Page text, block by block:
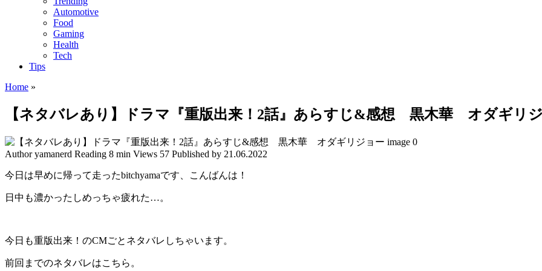
Automotive
Food
Gaming
Health
Tech
Tips
Home »
【ネタバレあり】ドラマ『重版出来！2話』あらすじ&感想 黒木華 オダギリ
Author yamanerd Reading 8 min Views 57 Published by 21.06.2022
今日は早めに帰って走ったbitchyamaです、こんばんは！
日中も濃かったしめっちゃ疲れた…。
今日も重版出来！のCMごとネタバレしちゃいます。
前回までのネタバレはこちら。